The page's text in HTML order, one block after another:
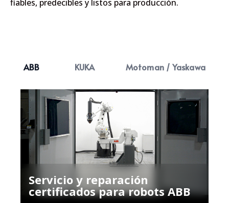
fiables, predecibles y listos para producción.
ABB KUKA Motoman / Yaskawa
Servicio y reparación
certificados para robots ABB